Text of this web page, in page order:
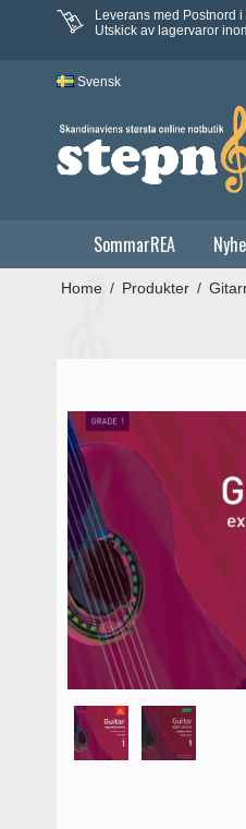
Leverans med Postnord
Utskick av lagervaror
Svensk
SommarREA
Home / Produkter /